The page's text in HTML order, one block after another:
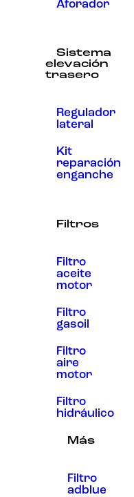
Aforador
Sistema
elevación
trasero
Regulador
lateral
Kit
reparación
enganche
Filtros
Filtro
aceite
motor
Filtro
gasoil
Filtro
aire
motor
Filtro
hidráulico
Más
Filtro
adblue